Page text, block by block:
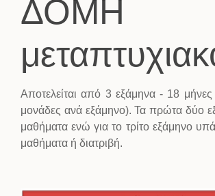
ΔΟΜΗ
Αποτελείται από 3 εξάμηνα - 18 μήνες
μονάδες ανά εξάμηνο). Τα πρώτα δύο
μαθήματα ενώ για το τρίτο εξάμηνο
μαθήματα ή διατριβή.